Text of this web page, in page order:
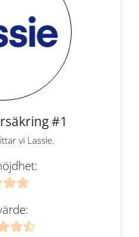
#1
vi Lassie.